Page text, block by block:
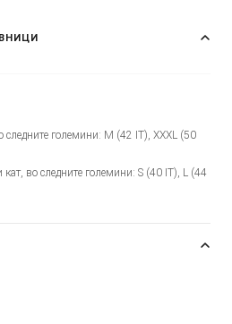
следните големини: M (42 IT), XXXL (50
во следните големини: S (40 IT), L (44